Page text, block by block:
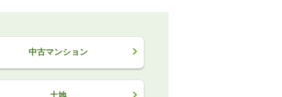
中古マンション
土地